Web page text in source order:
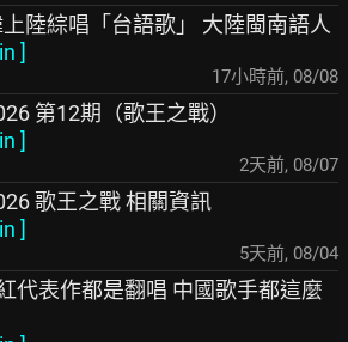
陸綜唱「台語歌」 大陸閩南語人
]
17小時前, 08/08
第12期（歌王之戰）
]
2天前, 08/07
歌王之戰 相關資訊
]
5天前, 08/04
代表作都是翻唱 中國歌手都這麼